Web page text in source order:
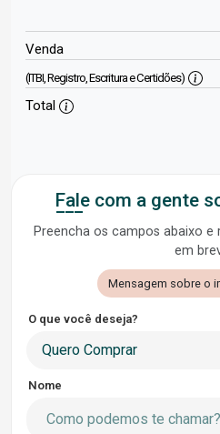
Venda
(ITBI, Registro, Escritura e Certidões)
Total
Fale com a gente
Preencha os campos abaixo
em
Mensagem sobre o
O que você deseja?
Quero Comprar
Nome